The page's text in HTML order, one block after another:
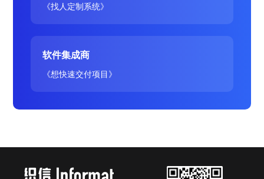
《找人定制系统》
软件集成商
《想快速交付项目》